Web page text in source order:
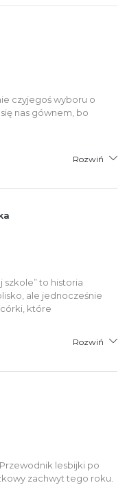
czyjegoś wyboru o
nas gównem, bo
Rozwiń
szkole” to historia
ale jednocześnie
które
Rozwiń
lesbijki po
zachwyt tego roku.